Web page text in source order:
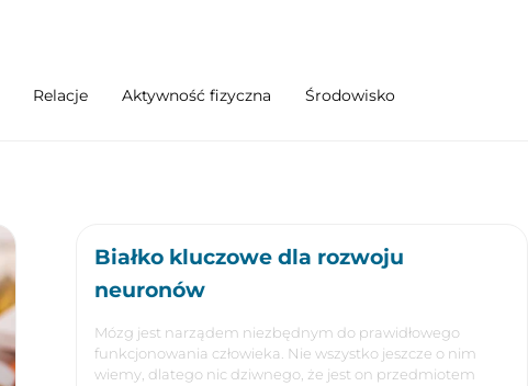
Relacje Aktywność fizyczna Środowisko
Białko kluczowe dla rozwoju
neuronów
Mózg jest narządem niezbędnym do prawidłowego
funkcjonowania człowieka. Nie wszystko jeszcze o nim
wiemy, dlatego nic dziwnego, że jest on przedmiotem